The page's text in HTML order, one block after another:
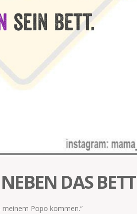
DAS BETT
Popo kommen.“